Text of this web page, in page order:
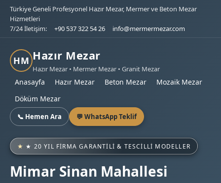
Türkiye Geneli Profesyonel Hazır Mezar, Mermer ve Beton Mezar
Hizmetleri
7/24 İletişim:
+90 537 322 54 26 info@mermermezar.com
HM Hazır Mezar
Hazır Mezar • Mermer Mezar • Granit Mezar
Anasayfa Hazır Mezar Beton Mezar
Mozaik Mezar
Döküm Mezar
📞 Hemen Ara 💬 WhatsApp Teklif
★ 20 YIL FIRMA GARANTILI & TESCILLI MODELLER
Mimar Sinan Mahallesi